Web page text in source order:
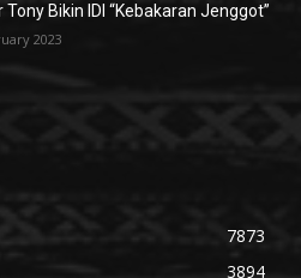
Tony Bikin IDI “Kebakaran Jenggot”
2023
7873
3894